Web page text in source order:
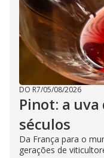
DO R7/05/08/2026
Pinot: a
séculos
Da França para o
gerações de